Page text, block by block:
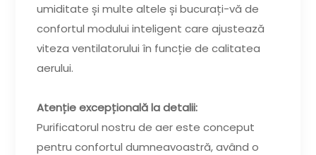
umiditate și multe altele și bucurați-vă de
confortul modului inteligent care ajustează
viteza ventilatorului în funcție de calitatea
aerului.
Atenție excepțională la detalii:
Purificatorul nostru de aer este conceput
pentru confortul dumneavoastră, având o